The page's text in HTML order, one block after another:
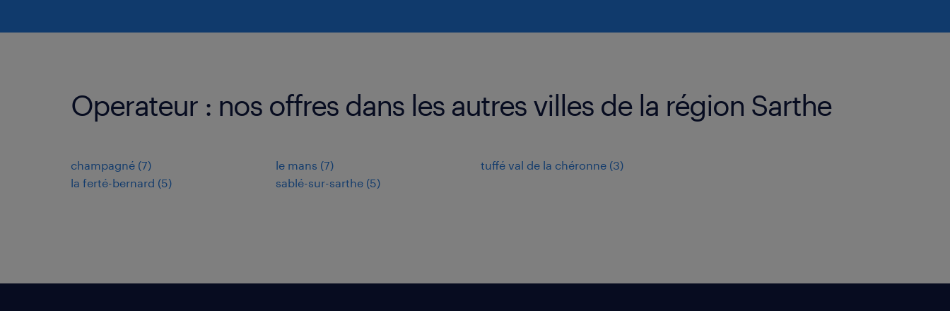
Operateur : nos offres dans les autres villes de la région Sarthe
champagné (7)
la ferté-bernard (5)
le mans (7)
sablé-sur-sarthe (5)
tuffé val de la chéronne (3)